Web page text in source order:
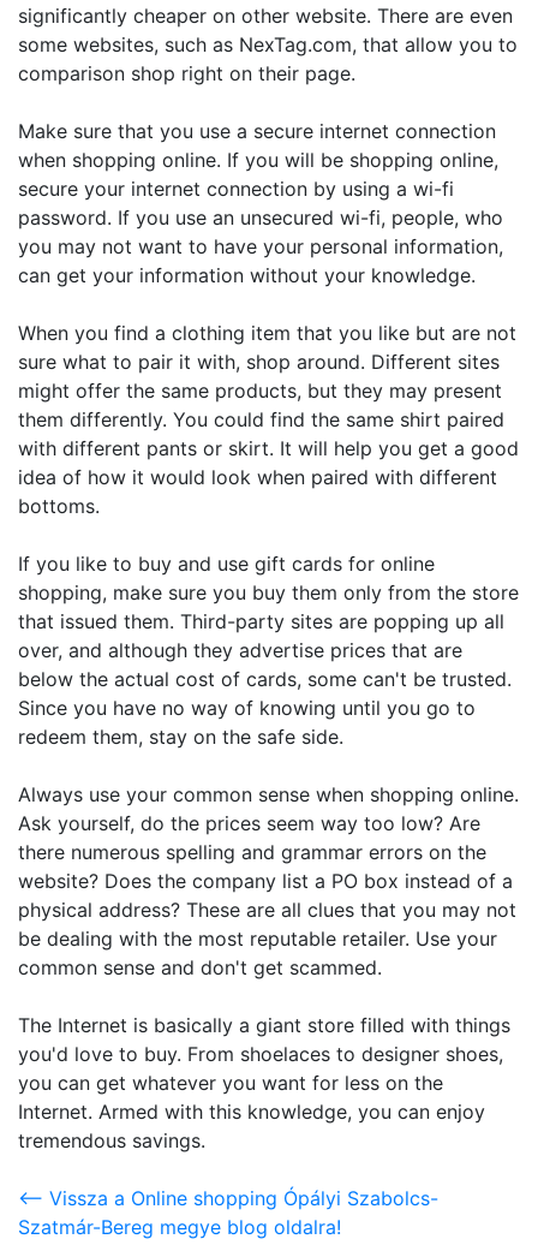
significantly cheaper on other website. There are even
some websites, such as NexTag.com, that allow you to
comparison shop right on their page.
Make sure that you use a secure internet connection
when shopping online. If you will be shopping online,
secure your internet connection by using a wi-fi
password. If you use an unsecured wi-fi, people, who
you may not want to have your personal information,
can get your information without your knowledge.
When you find a clothing item that you like but are not
sure what to pair it with, shop around. Different sites
might offer the same products, but they may present
them differently. You could find the same shirt paired
with different pants or skirt. It will help you get a good
idea of how it would look when paired with different
bottoms.
If you like to buy and use gift cards for online
shopping, make sure you buy them only from the store
that issued them. Third-party sites are popping up all
over, and although they advertise prices that are
below the actual cost of cards, some can't be trusted.
Since you have no way of knowing until you go to
redeem them, stay on the safe side.
Always use your common sense when shopping online.
Ask yourself, do the prices seem way too low? Are
there numerous spelling and grammar errors on the
website? Does the company list a PO box instead of a
physical address? These are all clues that you may not
be dealing with the most reputable retailer. Use your
common sense and don't get scammed.
The Internet is basically a giant store filled with things
you'd love to buy. From shoelaces to designer shoes,
you can get whatever you want for less on the
Internet. Armed with this knowledge, you can enjoy
tremendous savings.
<-- Vissza a Online shopping Ópályi Szabolcs-
Szatmár-Bereg megye blog oldalra!